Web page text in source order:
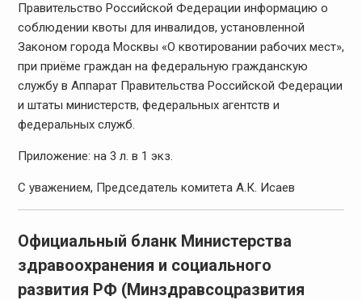
Правительство Российской Федерации информацию о
соблюдении квоты для инвалидов, установленной
Законом города Москвы «О квотировании рабочих мест»,
при приёме граждан на федеральную гражданскую
службу в Аппарат Правительства Российской Федерации
и штаты министерств, федеральных агентств и
федеральных служб.
Приложение: на 3 л. в 1 экз.
С уважением, Председатель комитета А.К. Исаев
Официальный бланк Министерства
здравоохранения и социального
развития РФ (Минздравсоцразвития